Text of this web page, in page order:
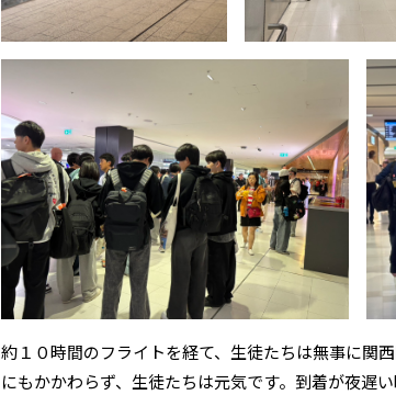
約１０時間のフライトを経て、生徒たちは無事に関
にもかかわらず、生徒たちは元気です。到着が夜遅